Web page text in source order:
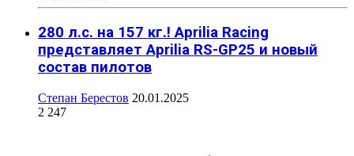
280 л.с. на 157 кг.! Aprilia Racing
представляет Aprilia RS-GP25 и новый
состав пилотов
Степан Берестов 20.01.2025
2 247